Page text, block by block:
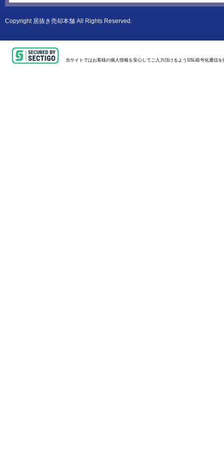
Copyright 居抜き売却本舗 All Rights Reserved.
当サイトではお客様の個人情報を安心してご入力頂けるようSSL暗号化通信